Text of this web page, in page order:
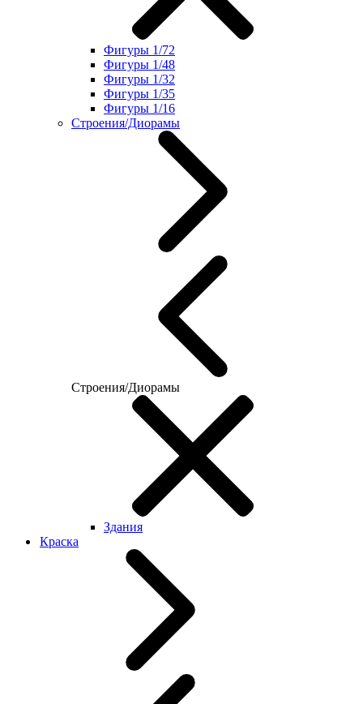
Фигуры 1/72
Фигуры 1/48
Фигуры 1/32
Фигуры 1/35
Фигуры 1/16
Строения/Диорамы
Строения/Диорамы
Здания
Краска